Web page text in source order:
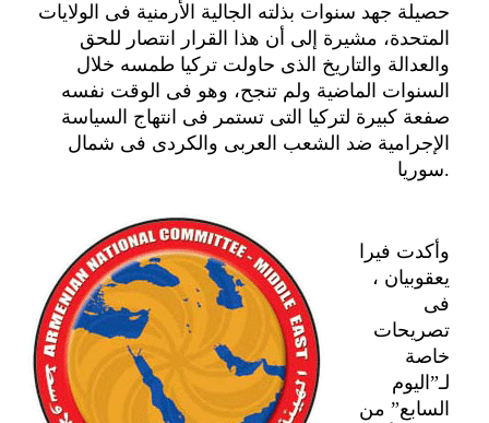
حصيلة جهد سنوات بذلته الجالية الأرمنية فى الولايات
المتحدة، مشيرة إلى أن هذا القرار انتصار للحق
والعدالة والتاريخ الذى حاولت تركيا طمسه خلال
السنوات الماضية ولم تنجح، وهو فى الوقت نفسه
صفعة كبيرة لتركيا التى تستمر فى انتهاج السياسة
الإجرامية ضد الشعب العربى والكردى فى شمال
سوريا.
وأكدت فيرا
يعقوبيان ،
فى
تصريحات
خاصة
لـ”اليوم
السابع” من